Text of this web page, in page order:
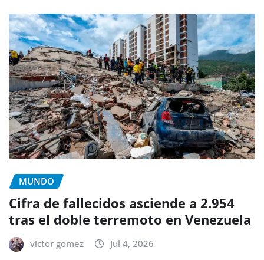
MUNDO
Cifra de fallecidos asciende a 2.954
tras el doble terremoto en Venezuela
victor gomez Jul 4, 2026